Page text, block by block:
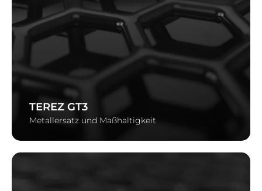
TEREZ GT3
Metallersatz und Maßhaltigkeit